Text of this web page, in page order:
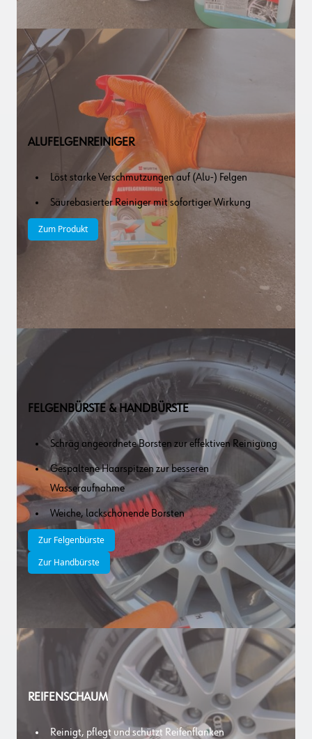
ALUFELGENREINIGER
Löst starke Verschmutzungen auf (Alu-) Felgen
Säurebasierter Reiniger mit sofortiger Wirkung
Zum Produkt
FELGENBÜRSTE & HANDBÜRSTE
Schräg angeordnete Borsten zur effektiven Reinigung
Gespaltene Haarspitzen zur besseren
Wasseraufnahme
Weiche, lackschonende Borsten
Zur Felgenbürste
Zur Handbürste
REIFENSCHAUM
Reinigt, pflegt und schützt Reifenflanken